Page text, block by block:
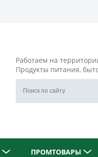
Работаем на
Продукты питания,
ПРОМТОВАРЫ